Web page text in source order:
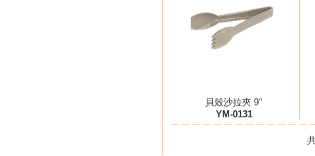
貝殼沙拉夾 9"
YM-0131